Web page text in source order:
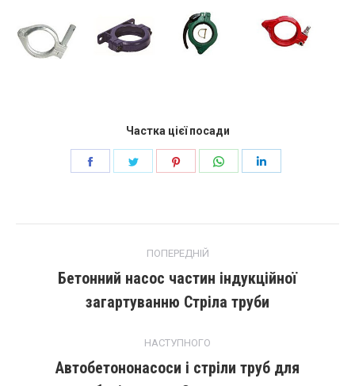
Частка цієї посади
ПоділітьсяПоділітьсяПоділітьсяПоділіться
навігації
ПОПЕРЕДНІЙ
Попередній
пост:
Бетонний насос частин індукційної
загартуванню Стріла труби
НАСТУПНОГО
Наступний
Автобетононасоси і стріли труб для